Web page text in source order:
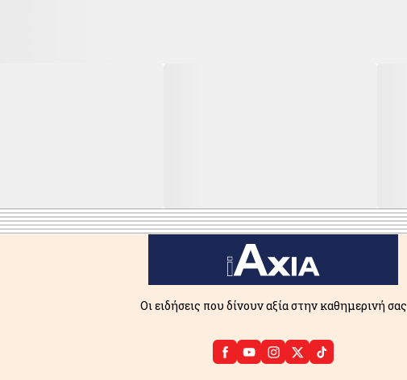
Οι ειδήσεις που δίνουν αξία στην καθημερινή σας